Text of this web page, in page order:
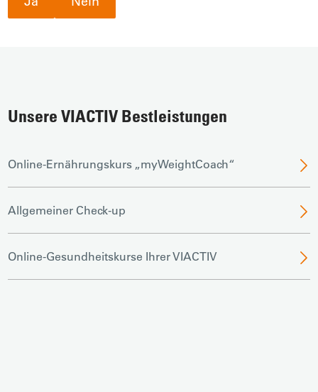
Unsere VIACTIV Bestleistungen
Online-Ernährungskurs „myWeightCoach“
Allgemeiner Check-up
Online-Gesundheitskurse Ihrer VIACTIV